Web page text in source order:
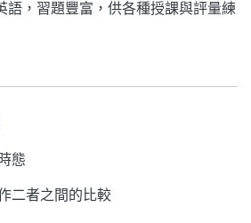
語，習題豐富，供各種授課與評量練
態
二者之間的比較